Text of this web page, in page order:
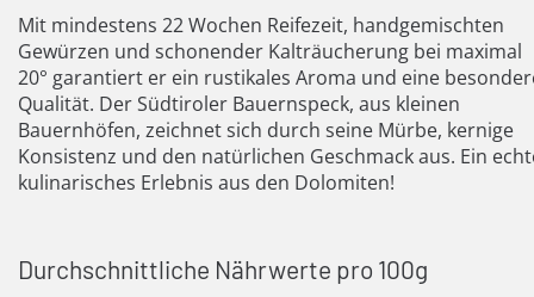
Mit mindestens 22 Wochen Reifezeit, handgemischten
Gewürzen und schonender Kalträucherung bei maximal
20° garantiert er ein rustikales Aroma und eine
Qualität. Der Südtiroler Bauernspeck, aus kleinen
Bauernhöfen, zeichnet sich durch seine Mürbe, kernige
Konsistenz und den natürlichen Geschmack aus. Ein
kulinarisches Erlebnis aus den Dolomiten!
Durchschnittliche Nährwerte pro 100g